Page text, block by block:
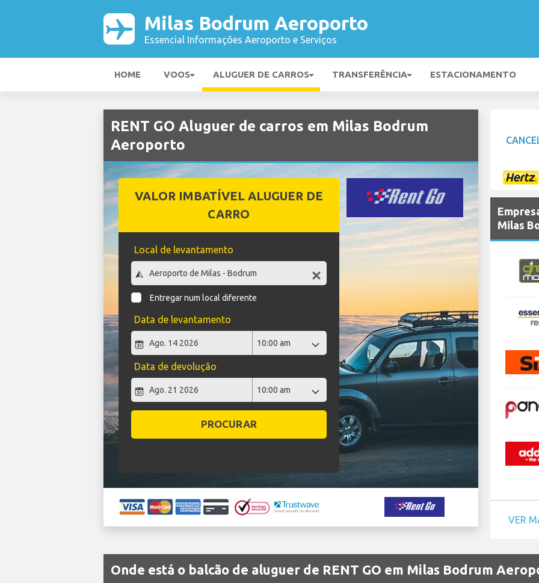
Milas Bodrum Aeroporto
Essencial Informações Aeroporto e Serviços
HOME VOOS ALUGUER DE CARROS TRANSFERÊNCIA ESTACIONAMENTO
RENT GO Aluguer de carros em Milas Bodrum
Aeroporto
VALOR IMBATÍVEL ALUGUER DE
CARRO
Local de levantamento
Entregar num local diferente
Data de levantamento
Data de devolução
PROCURAR
Milas
VER
Onde está o balcão de aluguer de RENT GO em Milas Bodrum